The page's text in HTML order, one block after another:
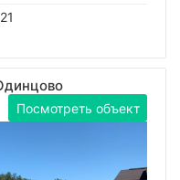
Посмотреть объект